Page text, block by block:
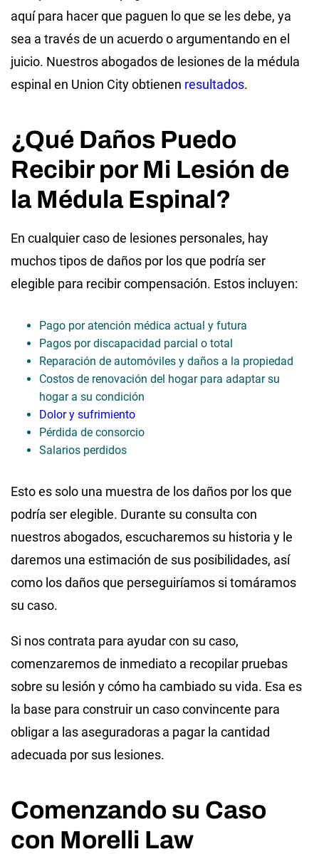
aquí para hacer que paguen lo que se les debe, ya
sea a través de un acuerdo o argumentando en el
juicio. Nuestros abogados de lesiones de la médula
espinal en Union City obtienen resultados.
¿Qué Daños Puedo
Recibir por Mi Lesión de
la Médula Espinal?
En cualquier caso de lesiones personales, hay
muchos tipos de daños por los que podría ser
elegible para recibir compensación. Estos incluyen:
Pago por atención médica actual y futura
Pagos por discapacidad parcial o total
Reparación de automóviles y daños a la propiedad
Costos de renovación del hogar para adaptar su
hogar a su condición
Dolor y sufrimiento
Pérdida de consorcio
Salarios perdidos
Esto es solo una muestra de los daños por los que
podría ser elegible. Durante su consulta con
nuestros abogados, escucharemos su historia y le
daremos una estimación de sus posibilidades, así
como los daños que perseguiríamos si tomáramos
su caso.
Si nos contrata para ayudar con su caso,
comenzaremos de inmediato a recopilar pruebas
sobre su lesión y cómo ha cambiado su vida. Esa es
la base para construir un caso convincente para
obligar a las aseguradoras a pagar la cantidad
adecuada por sus lesiones.
Comenzando su Caso
con Morelli Law